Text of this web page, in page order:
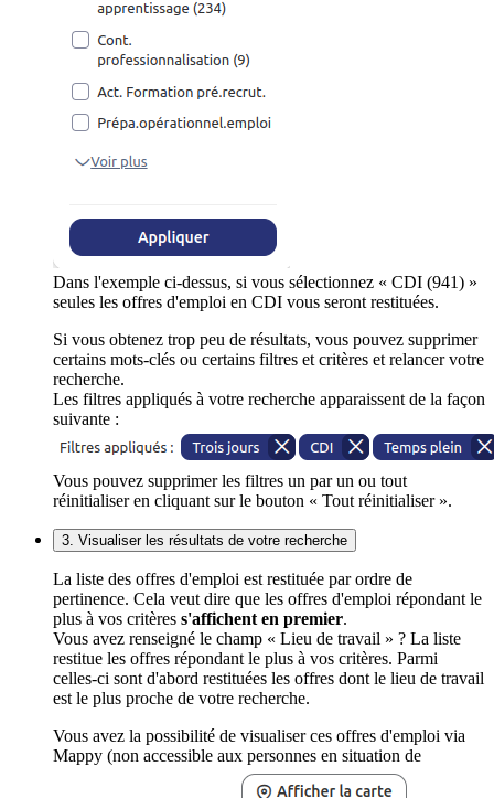
Dans l'exemple ci-dessus, si vous sélectionnez « CDI (941) »
seules les offres d'emploi en CDI vous seront restituées.
Si vous obtenez trop peu de résultats, vous pouvez supprimer
certains mots-clés ou certains filtres et critères et relancer votre
recherche.
Les filtres appliqués à votre recherche apparaissent de la façon
suivante :
Vous pouvez supprimer les filtres un par un ou tout
réinitialiser en cliquant sur le bouton « Tout réinitialiser ».
3. Visualiser les résultats de votre recherche
La liste des offres d'emploi est restituée par ordre de
pertinence. Cela veut dire que les offres d'emploi répondant le
plus à vos critères s'affichent en premier.
Vous avez renseigné le champ « Lieu de travail » ? La liste
restitue les offres répondant le plus à vos critères. Parmi
celles-ci sont d'abord restituées les offres dont le lieu de travail
est le plus proche de votre recherche.
Vous avez la possibilité de visualiser ces offres d'emploi via
Mappy (non accessible aux personnes en situation de